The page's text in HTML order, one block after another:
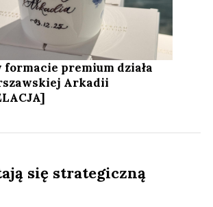
formacie premium działa
Arkadii
się strategiczną